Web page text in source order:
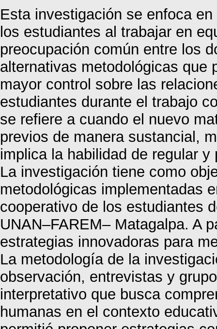
Esta investigación se enfoca
los estudiantes al trabajar en
preocupación común entre los
alternativas metodológicas que
mayor control sobre las
estudiantes durante el trabajo
se refiere a cuando el nuevo
previos de manera sustancial,
implica la habilidad de regular
La investigación tiene como
metodológicas implementadas
cooperativo de los estudiantes
UNAN–FAREM– Matagalpa. A
estrategias innovadoras para
La metodología de la
observación, entrevistas y
interpretativo que busca
humanas en el contexto